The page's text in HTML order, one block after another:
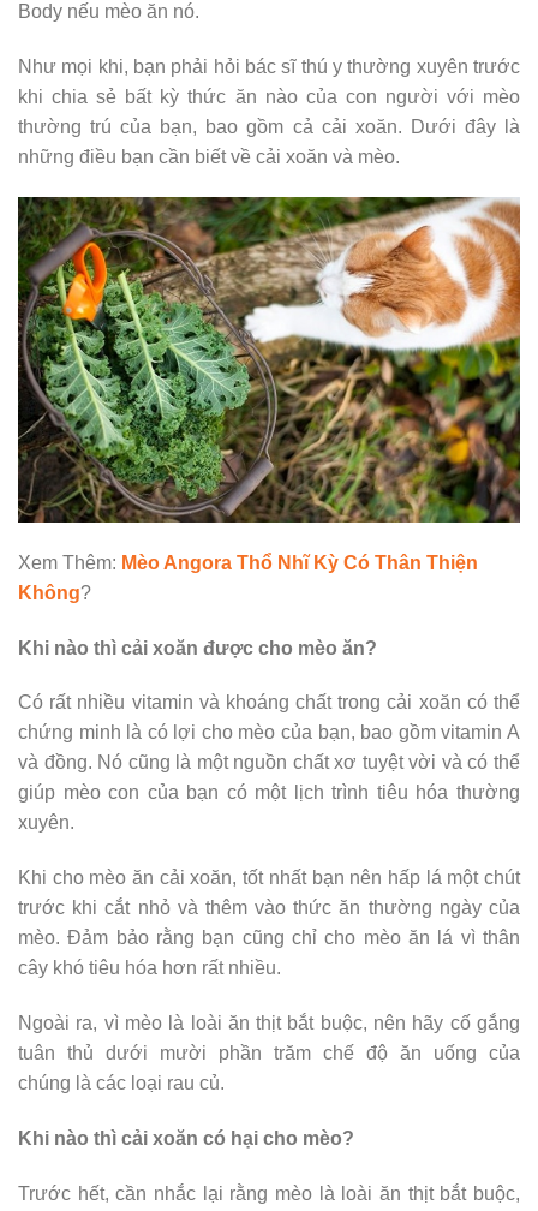
Body nếu mèo ăn nó.
Như mọi khi, bạn phải hỏi bác sĩ thú y thường xuyên trước
khi chia sẻ bất kỳ thức ăn nào của con người với mèo
thường trú của bạn, bao gồm cả cải xoăn. Dưới đây là
những điều bạn cần biết về cải xoăn và mèo.
Xem Thêm: Mèo Angora Thổ Nhĩ Kỳ Có Thân Thiện
Không?
Khi nào thì cải xoăn được cho mèo ăn?
Có rất nhiều vitamin và khoáng chất trong cải xoăn có thể
chứng minh là có lợi cho mèo của bạn, bao gồm vitamin A
và đồng. Nó cũng là một nguồn chất xơ tuyệt vời và có thể
giúp mèo con của bạn có một lịch trình tiêu hóa thường
xuyên.
Khi cho mèo ăn cải xoăn, tốt nhất bạn nên hấp lá một chút
trước khi cắt nhỏ và thêm vào thức ăn thường ngày của
mèo. Đảm bảo rằng bạn cũng chỉ cho mèo ăn lá vì thân
cây khó tiêu hóa hơn rất nhiều.
Ngoài ra, vì mèo là loài ăn thịt bắt buộc, nên hãy cố gắng
tuân thủ dưới mười phần trăm chế độ ăn uống của
chúng là các loại rau củ.
Khi nào thì cải xoăn có hại cho mèo?
Trước hết, cần nhắc lại rằng mèo là loài ăn thịt bắt buộc,